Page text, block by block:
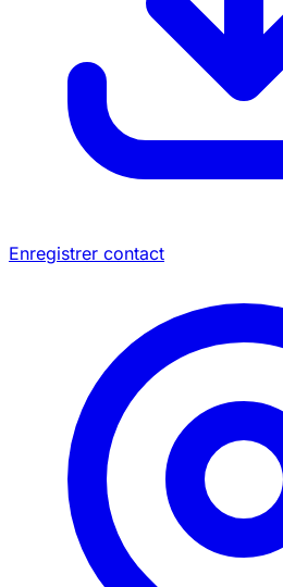
Enregistrer contact